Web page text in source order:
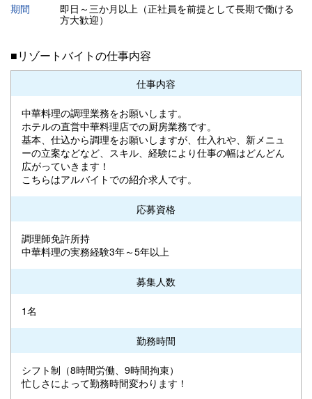
期間
即日～三か月以上（正社員を前提として長期で働ける
方大歓迎）
■リゾートバイトの仕事内容
仕事内容
中華料理の調理業務をお願いします。
ホテルの直営中華料理店での厨房業務です。
基本、仕込から調理をお願いしますが、仕入れや、新メニュ
ーの立案などなど、スキル、経験により仕事の幅はどんどん
広がっていきます！
こちらはアルバイトでの紹介求人です。
応募資格
調理師免許所持
中華料理の実務経験3年～5年以上
募集人数
1名
勤務時間
シフト制（8時間労働、9時間拘束）
忙しさによって勤務時間変わります！